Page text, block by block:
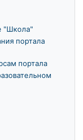
"Школа"
портала
портала